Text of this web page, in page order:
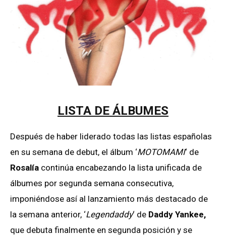
LISTA DE ÁLBUMES
Después de haber liderado todas las listas españolas
en su semana de debut, el álbum ‘MOTOMAMI‘ de
Rosalía continúa encabezando la lista unificada de
álbumes por segunda semana consecutiva,
imponiéndose así al lanzamiento más destacado de
la semana anterior, ‘Legendaddy‘ de Daddy Yankee,
que debuta finalmente en segunda posición y se